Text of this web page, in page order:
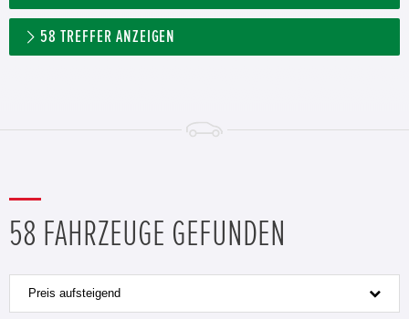
58 TREFFER ANZEIGEN
58 FAHRZEUGE GEFUNDEN
Preis aufsteigend